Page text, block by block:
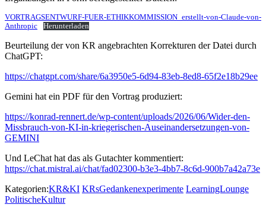
VORTRAGSENTWURF-FUER-ETHIKKOMMISSION_erstellt-von-Claude-von-
Anthropic
Herunterladen
Beurteilung der von KR angebrachten Korrekturen der Datei durch
ChatGPT:
https://chatgpt.com/share/6a3950e5-6d94-83eb-8ed8-65f2e18b29ee
Gemini hat ein PDF für den Vortrag produziert:
https://konrad-rennert.de/wp-content/uploads/2026/06/Wider-den-
Missbrauch-von-KI-in-kriegerischen-Auseinandersetzungen-von-
GEMINI
Und LeChat hat das als Gutachter kommentiert:
https://chat.mistral.ai/chat/fad02300-b3e3-4bb7-8c6d-900b7a42a73e
Kategorien:KR&KI KRsGedankenexperimente LearningLounge
PolitischeKultur